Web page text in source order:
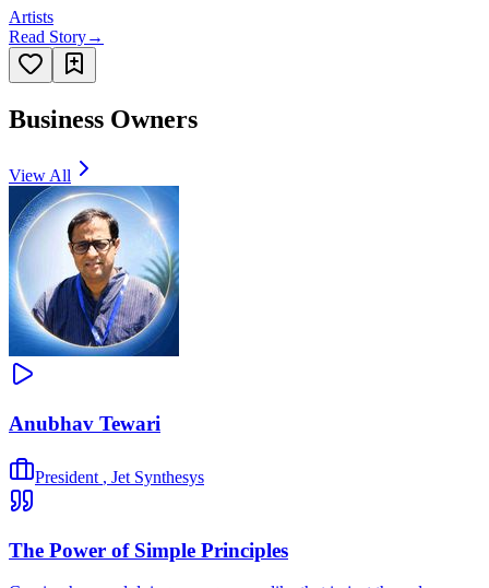
Artists
Read Story→
Business Owners
View All
Anubhav Tewari
President , Jet Synthesys
The Power of Simple Principles